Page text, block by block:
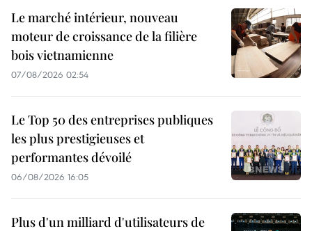
Le marché intérieur, nouveau
moteur de croissance de la filière
bois vietnamienne
07/08/2026 02:54
Le Top 50 des entreprises publiques
les plus prestigieuses et
performantes dévoilé
06/08/2026 16:05
Plus d'un milliard d'utilisateurs de